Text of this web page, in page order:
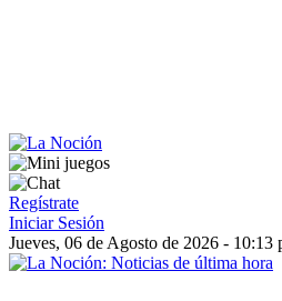
Regístrate
Iniciar Sesión
Jueves, 06 de Agosto de 2026 - 10:13